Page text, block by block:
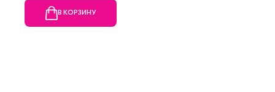
В КОРЗИНУ